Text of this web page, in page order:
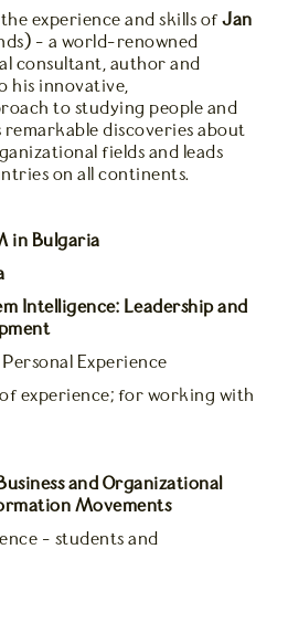
experience and skills ofJan
- a world-renowned
consultant, author and
his innovative,
to studying people and
discoveries about
fields and leads
on all continents.
in Bulgaria
Intelligence: Leadership and
Experience
experience; for working with
and Organizational
Movements
- students and